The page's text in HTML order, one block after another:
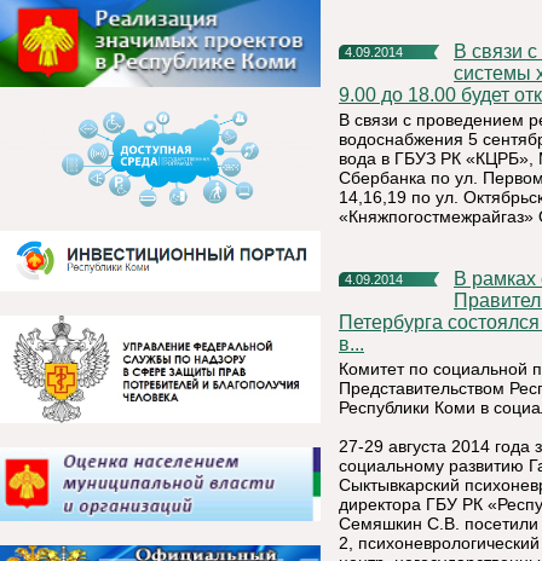
4.09.2014
В связи с проведением ремонтно-восстановительных работ
системы
9.00 до 18.00 будет
В связи с проведением
водоснабжения 5
вода в ГБУЗ РК «КЦРБ»,
Сбербанка по ул.
14,16,19 по ул.
4.09.2014
В рамках соглашения о сотрудничестве между
Петербурга
в...
Комитет по социальной
Представительством
Республики Коми в
27-29 августа 2014 года
социальному развитию
Сыктывкарский
директора ГБУ РК
Семяшкин С.В. посетили
2,